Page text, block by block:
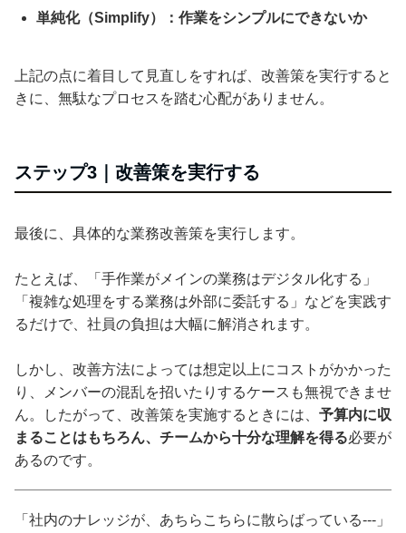
単純化（Simplify）：作業をシンプルにできないか
上記の点に着目して見直しをすれば、改善策を実行すると
きに、無駄なプロセスを踏む心配がありません。
ステップ3｜改善策を実行する
最後に、具体的な業務改善策を実行します。
たとえば、「手作業がメインの業務はデジタル化する」
「複雑な処理をする業務は外部に委託する」などを実践す
るだけで、社員の負担は大幅に解消されます。
しかし、改善方法によっては想定以上にコストがかかった
り、メンバーの混乱を招いたりするケースも無視できませ
ん。したがって、改善策を実施するときには、 予算内に収
まることはもちろん、チームから十分な理解を得る必要が
あるのです。
「社内のナレッジが、あちらこちらに散らばっている---」